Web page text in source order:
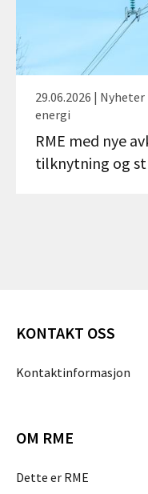
29.06.2026 |
energi
RME med nye
tilknytning og
KONTAKT OSS
Kontaktinformasjon
OM RME
Dette er RME